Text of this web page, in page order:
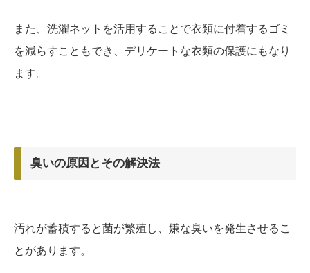
また、洗濯ネットを活用することで衣類に付着するゴミ
を減らすこともでき、デリケートな衣類の保護にもなり
ます。
臭いの原因とその解決法
汚れが蓄積すると菌が繁殖し、嫌な臭いを発生させるこ
とがあります。